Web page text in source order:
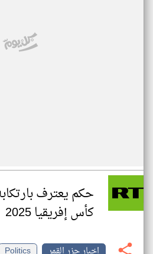
حكم يعترف
كأس إفريقيا 2025